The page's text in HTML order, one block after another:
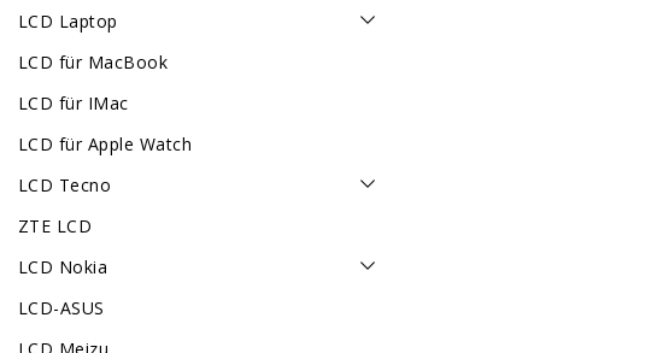
LCD Laptop
LCD für MacBook
LCD für IMac
LCD für Apple Watch
LCD Tecno
ZTE LCD
LCD Nokia
LCD-ASUS